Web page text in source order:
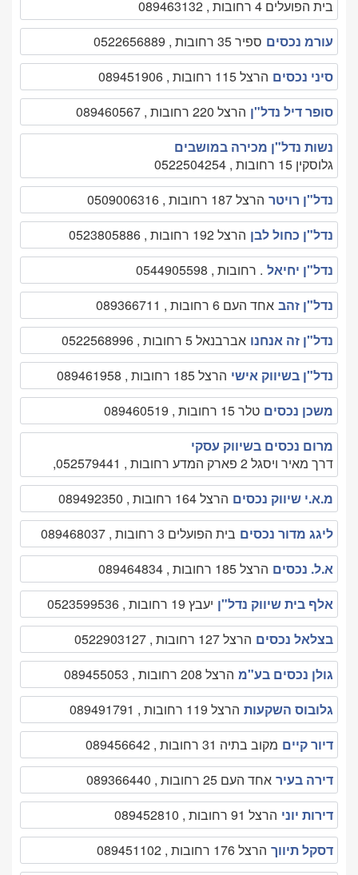
בית הפועלים 4 רחובות , 089463132
עורמ נכסים ספיר 35 רחובות , 0522656889
סיני נכסים הרצל 115 רחובות , 089451906
סופר דיל נדל"ן הרצל 220 רחובות , 089460567
נשות נדל"ן מכירה במושבים
גלוסקין 15 רחובות , 0522504254
נדל"ן רויטר הרצל 187 רחובות , 0509006316
נדל"ן כחול לבן הרצל 192 רחובות , 0523805886
נדל"ן יחיאל . רחובות , 0544905598
נדל"ן זהב אחד העם 6 רחובות , 089366711
נדל"ן זה אנחנו אברבנאל 5 רחובות , 0522568996
נדל"ן בשיווק אישי הרצל 185 רחובות , 089461958
משכן נכסים טלר 15 רחובות , 089460519
מרום נכסים בשיווק עסקי
דרך מאיר ויסגל 2 פארק המדע רחובות , 052579441,
מ.א.י שיווק נכסים הרצל 164 רחובות , 089492350
ליגג מדור נכסים בית הפועלים 3 רחובות , 089468037
א.ל. נכסים הרצל 185 רחובות , 089464834
אלף בית שיווק נדל"ן יעבץ 19 רחובות , 0523599536
בצלאל נכסים הרצל 127 רחובות , 0522903127
גולן נכסים בע"מ הרצל 208 רחובות , 089455053
גלובוס השקעות הרצל 119 רחובות , 089491791
דיור קיים מקוב בתיה 31 רחובות , 089456642
דירה בעיר אחד העם 25 רחובות , 089366440
דירות יוני הרצל 91 רחובות , 089452810
דסקל תיווך הרצל 176 רחובות , 089451102